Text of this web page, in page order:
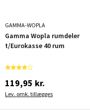
GAMMA-WOPLA
Gamma Wopla rumdeler
t/Eurokasse 40 rum
119,95 kr.
Lev. omk. tillægges